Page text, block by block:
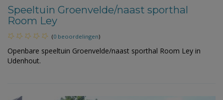
Speeltuin Groenvelde/naast sporthal
Room Ley
(0 beoordelingen)
Openbare speeltuin Groenvelde/naast sporthal Room Ley in
Udenhout.